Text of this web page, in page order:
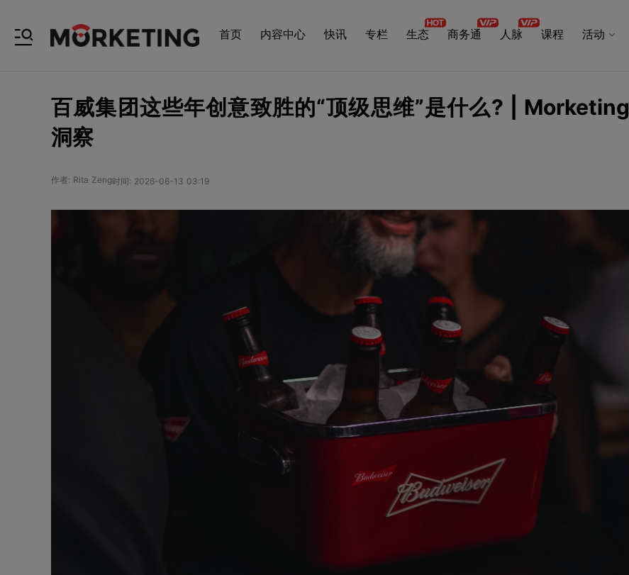
首页 内容中心 快讯 专栏 生态 商务通 人脉 课程 活动
百威集团这些年创意致胜的“顶级思维”是什么? | Morketing
洞察
作者: Rita Zeng时间: 2026-06-13 03:19